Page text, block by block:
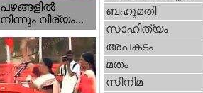
പഴങ്ങളില്‍
നിന്നും വീര്യം...
ബഹുമതി
സാഹിത്യം
അപകടം
മതം
സിനിമ